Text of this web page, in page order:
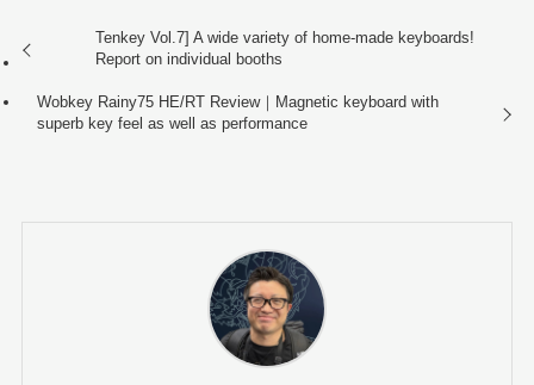
Tenkey Vol.7] A wide variety of home-made keyboards!
Report on individual booths
Wobkey Rainy75 HE/RT Review｜Magnetic keyboard with
superb key feel as well as performance